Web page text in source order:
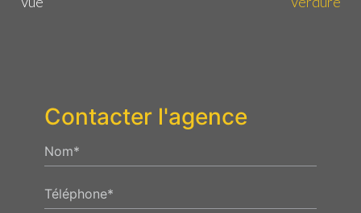
Contacter l'agence
Nom*
Téléphone*